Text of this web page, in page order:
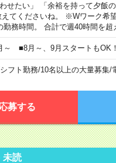
せたい」 「余裕を持って夕飯
てくださいね。 ※Wワーク希
務時間。 合計で週40時間を超
～ ■8月～、9月スタートもOK！
シフト勤務/10名以上の大量募集/
募する
未読